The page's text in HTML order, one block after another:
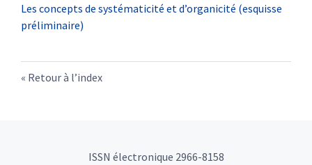
Les concepts de systématicité et d’organicité (esquisse
préliminaire)
Retour à l’index
ISSN électronique 2966-8158